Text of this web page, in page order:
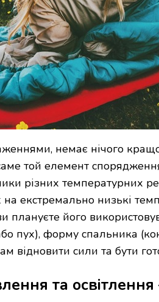
немає нічого
той елемент
різних температурних
екстремально низькі
його
пух), форму спальника
відновити сили та бути
та освітлення